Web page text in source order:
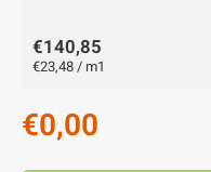
€140,85
€23,48 / m1
€0,00